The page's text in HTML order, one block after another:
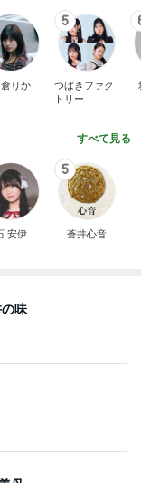
りか
5
つばきファク
トリー
すべて見る
安伊
5
蒼井心音
味